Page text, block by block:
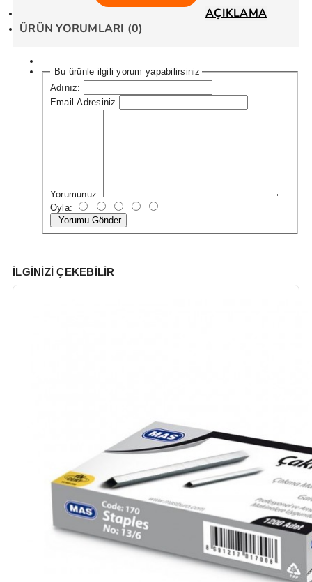
AÇIKLAMA
ÜRÜN YORUMLARI (0)
Bu ürünle ilgili yorum yapabilirsiniz
Adınız:
Email Adresiniz
Yorumunuz:
Oyla:
Yorumu Gönder
İLGINIZI ÇEKEBILIR